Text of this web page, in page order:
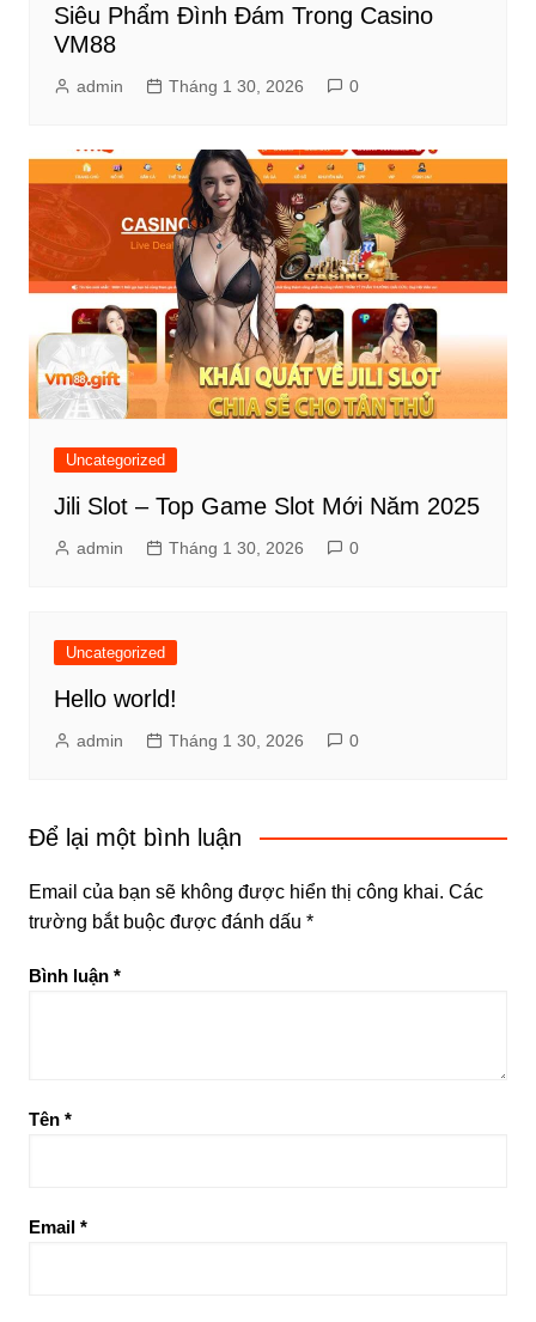
Siêu Phẩm Đình Đám Trong Casino
VM88
admin Tháng 1 30, 2026 0
Uncategorized
Jili Slot – Top Game Slot Mới Năm 2025
admin Tháng 1 30, 2026 0
Uncategorized
Hello world!
admin Tháng 1 30, 2026 0
Để lại một bình luận
Email của bạn sẽ không được hiển thị công khai. Các
trường bắt buộc được đánh dấu *
Bình luận *
Tên *
Email *